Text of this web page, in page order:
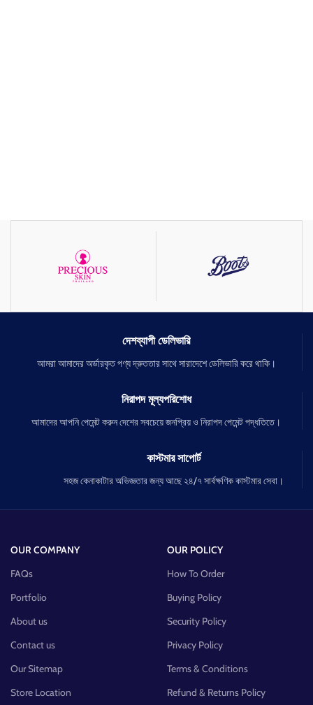
দেশব্যাপী ডেলিভারি
আমরা আমাদের অর্ডারকৃত পণ্য দ্রুততার সাথে সারাদেশে ডেলিভারি করে থাকি।
নিরাপদ মূল্যপরিশোধ
আমাদের আপনি পেমেন্ট করুন দেশের সবচেয়ে জনপ্রিয় ও নিরাপদ পেমেন্ট পদ্ধতিতে।
কাস্টমার সাপোর্ট
সহজ কেনাকাটার অভিজ্ঞতার জন্য আছে ২৪/৭ সার্বক্ষণিক কাস্টমার সেবা।
OUR COMPANY
FAQs
Portfolio
About us
Contact us
Our Sitemap
Store Location
OUR POLICY
How To Order
Buying Policy
Security Policy
Privacy Policy
Terms & Conditions
Refund & Returns Policy